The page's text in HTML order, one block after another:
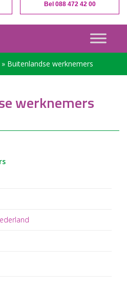
Bel 088 472 42 00
» Buitenlandse werknemers
werknemers